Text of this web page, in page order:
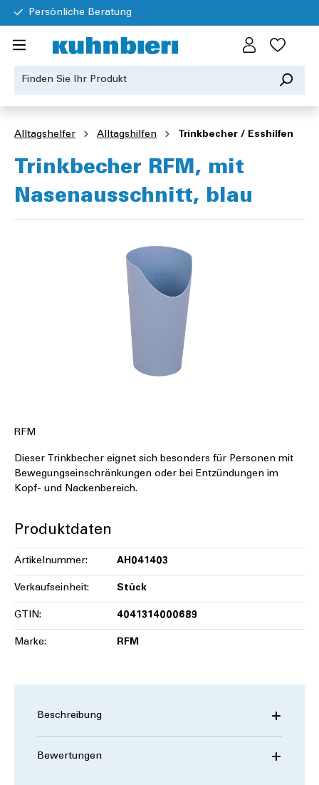
Persönliche Beratung
Alltagshelfer Alltagshilfen Trinkbecher / Esshilfen
Trinkbecher RFM, mit
Nasenausschnitt, blau
RFM
Dieser Trinkbecher eignet sich besonders für Personen mit
Bewegungseinschränkungen oder bei Entzündungen im
Kopf- und Nackenbereich.
Produktdaten
Artikelnummer: AH041403
Verkaufseinheit: Stück
GTIN: 4041314000689
Marke: RFM
Beschreibung
Bewertungen